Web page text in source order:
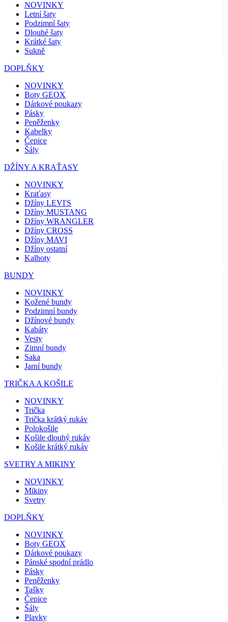
NOVINKY
Letní šaty
Podzimní šaty
Dlouhé šaty
Krátké šaty
Sukně
DOPLŇKY
NOVINKY
Boty GEOX
Dárkové poukazy
Pásky
Peněženky
Kabelky
Čepice
Šály
DŽÍNY A KRAŤASY
NOVINKY
Kraťasy
Džíny LEVI'S
Džíny MUSTANG
Džíny WRANGLER
Džíny CROSS
Džíny MAVI
Džíny ostatní
Kalhoty
BUNDY
NOVINKY
Kožené bundy
Podzimní bundy
Džínové bundy
Kabáty
Vesty
Zimní bundy
Saka
Jarní bundy
TRIČKA A KOŠILE
NOVINKY
Trička
Trička krátký rukáv
Polokošile
Košile dlouhý rukáv
Košile krátký rukáv
SVETRY A MIKINY
NOVINKY
Mikiny
Svetry
DOPLŇKY
NOVINKY
Boty GEOX
Dárkové poukazy
Pánské spodní prádlo
Pásky
Peněženky
Tašky
Čepice
Šály
Plavky